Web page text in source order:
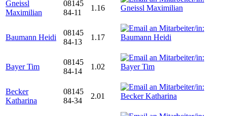
Gneissl
Maximilian
08145
84-11
1.16
Baumann Heidi
08145
84-13
1.17
Bayer Tim
08145
84-14
1.02
Becker
Katharina
08145
84-34
2.01